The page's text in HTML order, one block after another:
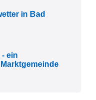
in Bad
ein